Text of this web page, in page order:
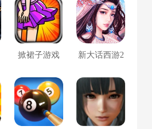
掀裙子游戏 新大话西游2